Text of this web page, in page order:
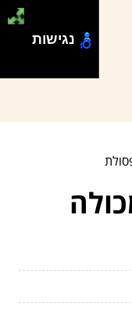
נגישות